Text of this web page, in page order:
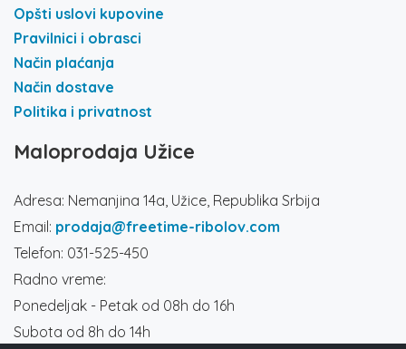
Opšti uslovi kupovine
Pravilnici i obrasci
Način plaćanja
Način dostave
Politika i privatnost
Maloprodaja Užice
Adresa: Nemanjina 14a, Užice, Republika Srbija
Email: prodaja@freetime-ribolov.com
Telefon: 031-525-450
Radno vreme:
Ponedeljak - Petak od 08h do 16h
Subota od 8h do 14h